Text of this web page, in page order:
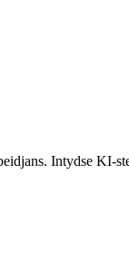
Intydse KI-